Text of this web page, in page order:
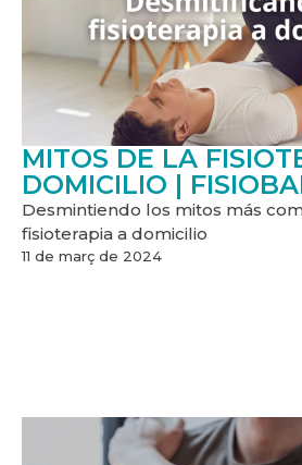
MITOS DE LA
DOMICILIO |
Desmintiendo los mitos más
fisioterapia a domicilio
11 de març de 2024